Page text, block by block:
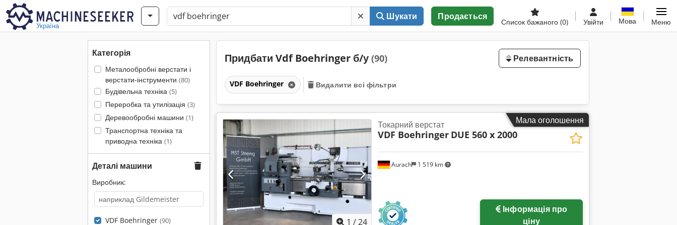
Україна
Шукати Продається
Список бажаного (0) Увійти Мова Меню
Категорія
Металообробні верстати і
верстати-інструменти (80)
Будівельна техніка (5)
Переробка та утилізація (3)
Деревообробні машини (1)
Транспортна техніка та
приводна техніка (1)
Деталі машини
Виробник:
VDF Boehringer (90)
Придбати Vdf Boehringer б/у (90) Релевантність
VDF Boehringer Видалити всі фільтри
Мала оголошення
1 /24
Aurach 1 519 km
Токарний верстат
VDF Boehringer DUE 560 x 2000
ціну